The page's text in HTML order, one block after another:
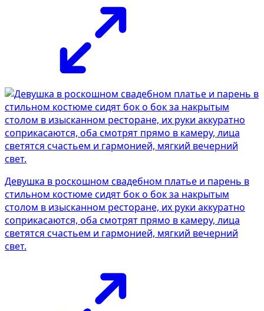
Девушка в роскошном свадебном платье и парень в
стильном костюме сидят бок о бок за накрытым
столом в изысканном ресторане, их руки аккуратно
соприкасаются, оба смотрят прямо в камеру, лица
светятся счастьем и гармонией, мягкий вечерний
свет.